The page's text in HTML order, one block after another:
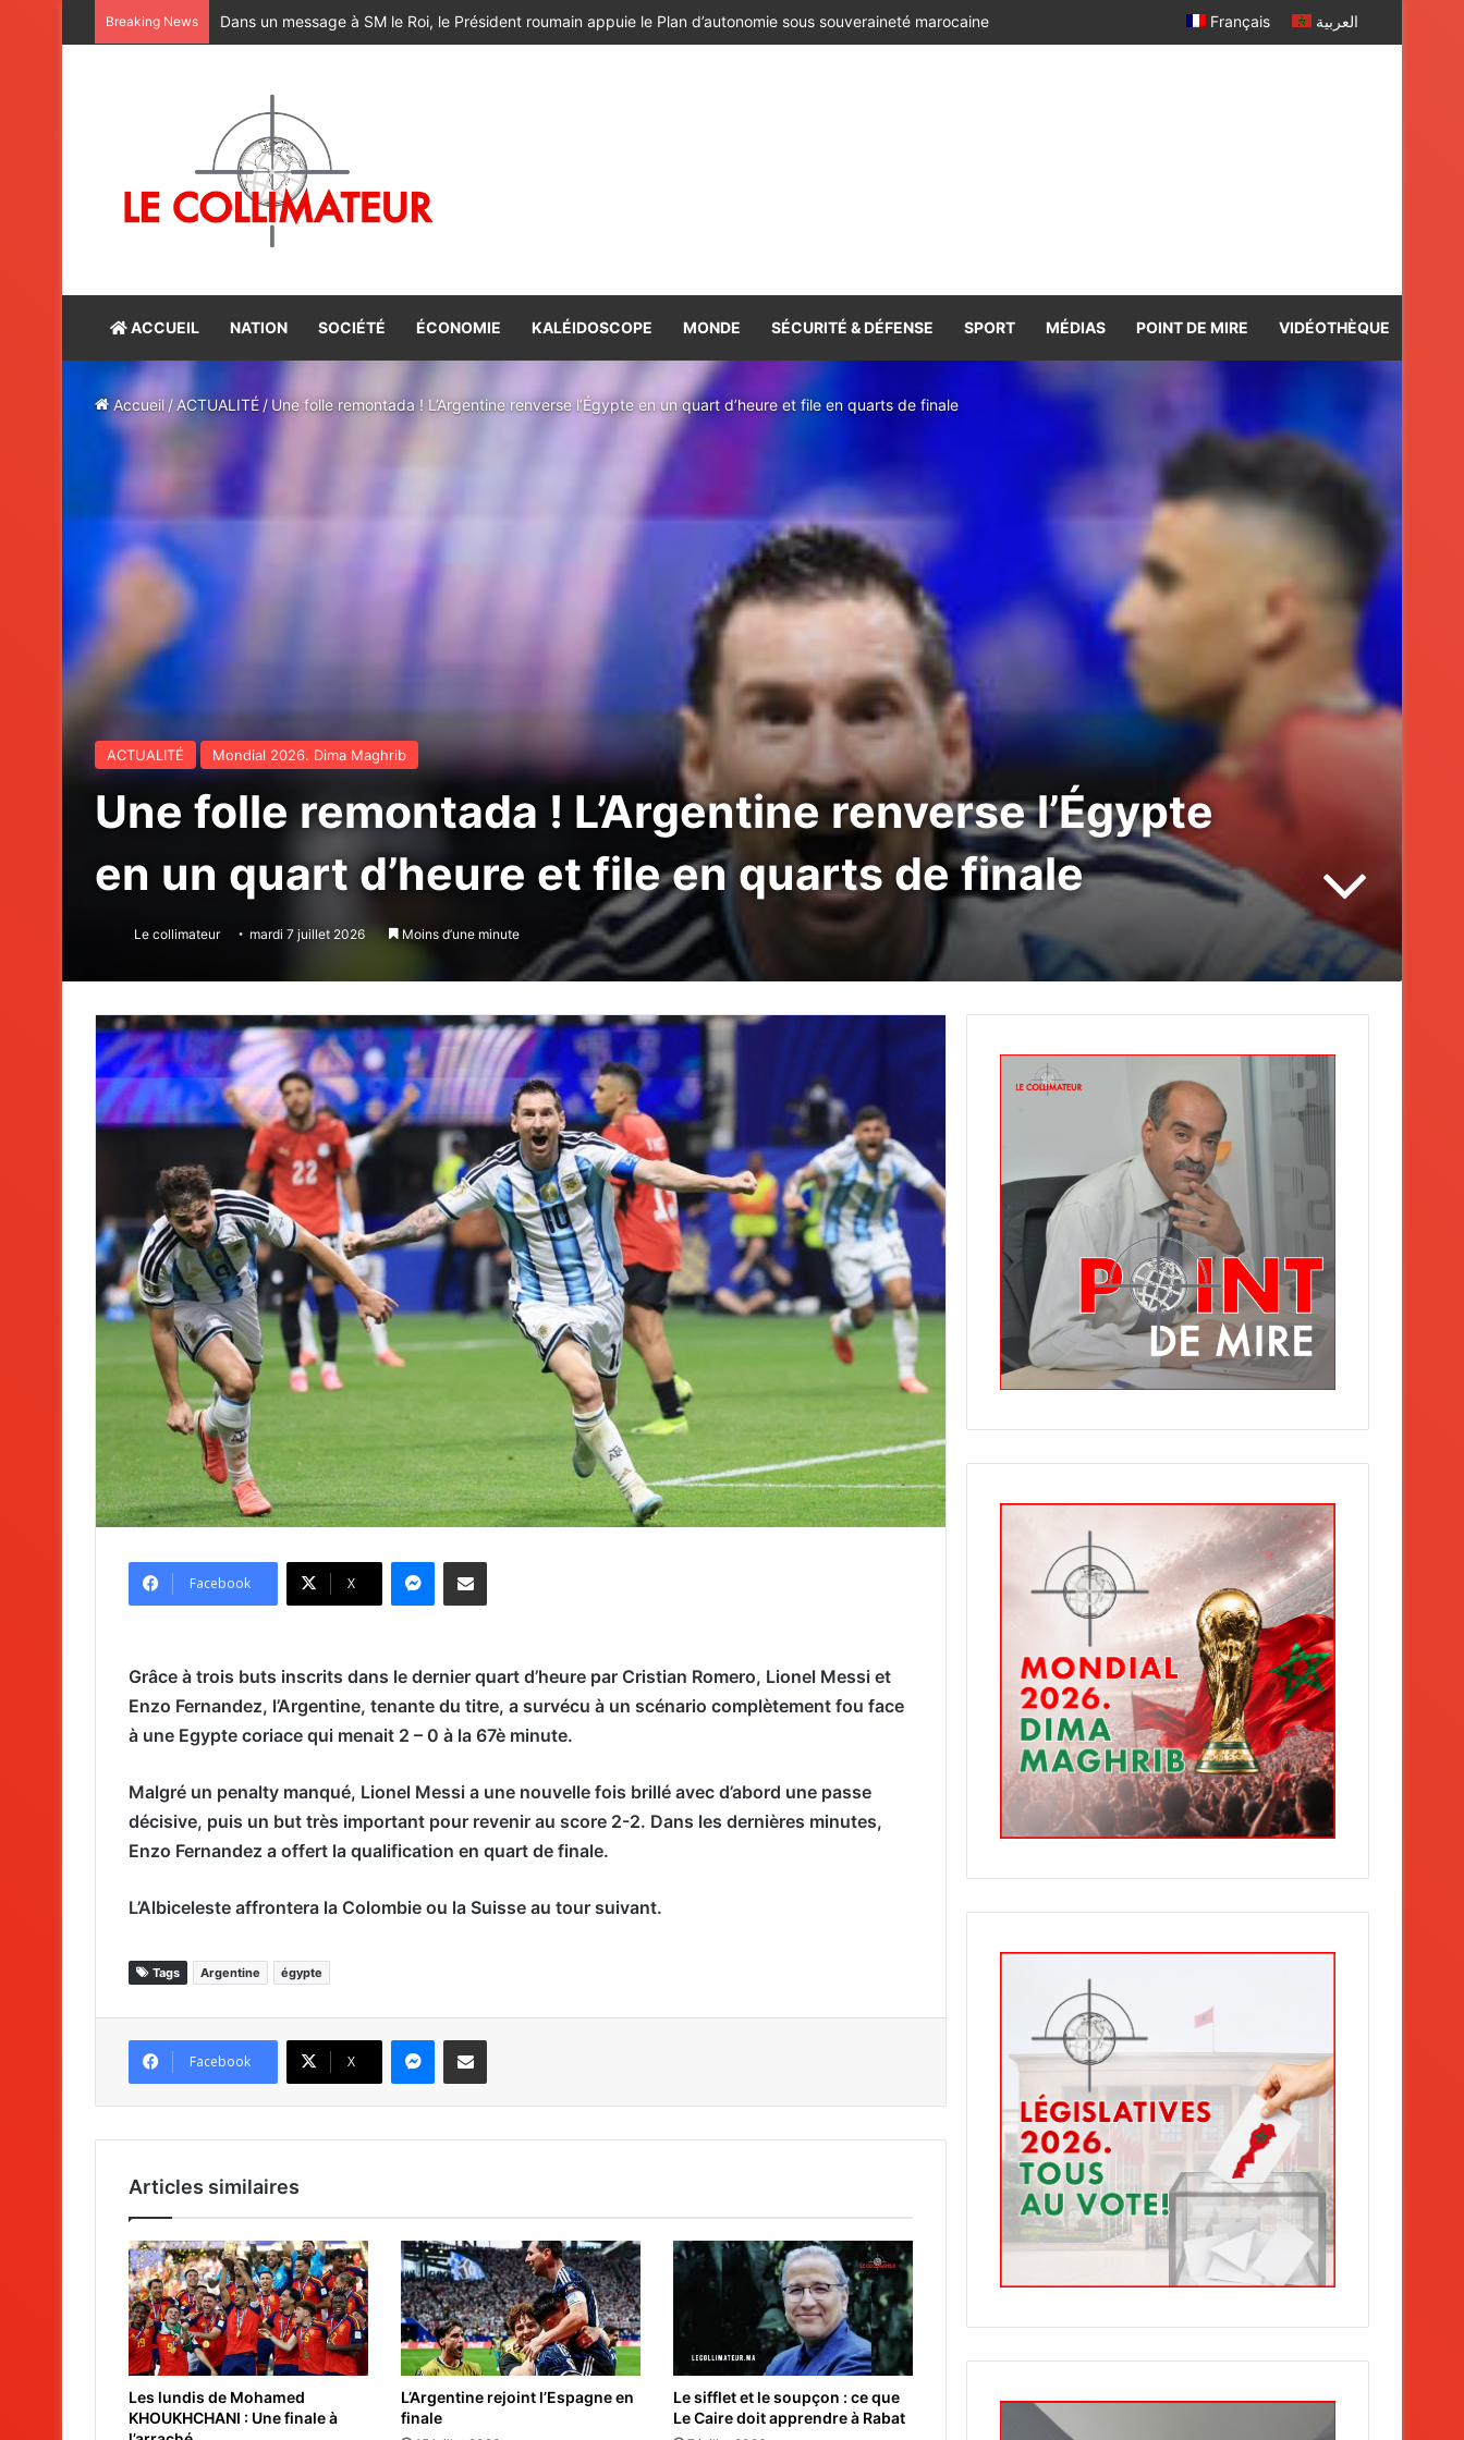
Breaking News M. Bourita reçoit le conseiller du Président de la République de Roumanie, porteur d’un message adressé à SM le Roi Français العربية
ACCUEIL NATION SOCIÉTÉ ÉCONOMIE KALÉIDOSCOPE MONDE SÉCURITÉ & DÉFENSE SPORT MÉDIAS POINT DE MIRE VIDÉOTHÈQUE
Accueil / ACTUALITÉ / Une folle remontada ! L’Argentine renverse l’Égypte en un quart d’heure et file en quarts de finale
ACTUALITÉ Mondial 2026. Dima Maghrib
Une folle remontada ! L’Argentine renverse l’Égypte
en un quart d’heure et file en quarts de finale
Le collimateur mardi 7 juillet 2026 Moins d’une minute
Facebook X
Grâce à trois buts inscrits dans le dernier quart d’heure par Cristian Romero, Lionel Messi et
Enzo Fernandez, l’Argentine, tenante du titre, a survécu à un scénario complètement fou face
à une Egypte coriace qui menait 2 – 0 à la 67è minute.
Malgré un penalty manqué, Lionel Messi a une nouvelle fois brillé avec d’abord une passe
décisive, puis un but très important pour revenir au score 2-2. Dans les dernières minutes,
Enzo Fernandez a offert la qualification en quart de finale.
L’Albiceleste affrontera la Colombie ou la Suisse au tour suivant.
Tags Argentine égypte
Facebook X
Articles similaires
Les lundis de Mohamed
KHOUKHCHANI : Une finale à
L’Argentine rejoint l’Espagne en
finale
Le sifflet et le soupçon : ce que
Le Caire doit apprendre à Rabat